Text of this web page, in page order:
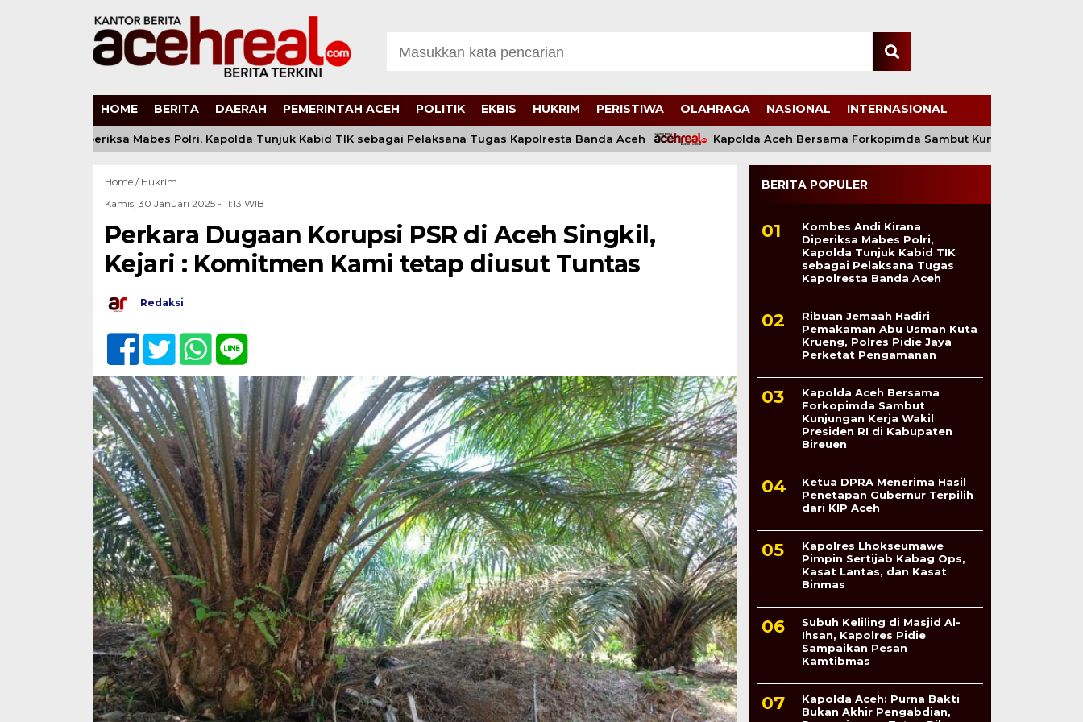
HOME BERITA DAERAH PEMERINTAH ACEH POLITIK EKBIS HUKRIM PERISTIWA OLAHRAGA NASIONAL INTERNASIONAL
Kirana Diperiksa Mabes Polri, Kapolda Tunjuk Kabid TIK sebagai Pelaksana Tugas Kapolresta Banda Aceh Kapolda Aceh Bersama Forkopimda Sambut Kunjungan Kerja
Home / Hukrim
Kamis, 30 Januari 2025 - 11:13 WIB
Perkara Dugaan Korupsi PSR di Aceh Singkil,
Kejari : Komitmen Kami tetap diusut Tuntas
Redaksi
BERITA POPULER
Kombes Andi Kirana
Diperiksa Mabes Polri,
Kapolda Tunjuk Kabid TIK
sebagai Pelaksana Tugas
Kapolresta Banda Aceh
Ribuan Jemaah Hadiri
Pemakaman Abu Usman Kuta
Krueng, Polres Pidie Jaya
Perketat Pengamanan
Kapolda Aceh Bersama
Forkopimda Sambut
Kunjungan Kerja Wakil
Presiden RI di Kabupaten
Bireuen
Ketua DPRA Menerima Hasil
Penetapan Gubernur Terpilih
dari KIP Aceh
Kapolres Lhokseumawe
Pimpin Sertijab Kabag Ops,
Kasat Lantas, dan Kasat
Binmas
Subuh Keliling di Masjid Al-
Ihsan, Kapolres Pidie
Sampaikan Pesan
Kamtibmas
Kapolda Aceh: Purna Bakti
Bukan Akhir Pengabdian,